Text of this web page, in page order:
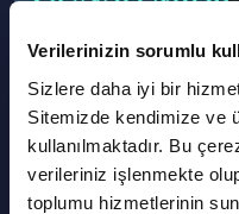
Verilerinizin sorumlu
Sizlere daha iyi bir
Sitemizde kendimize ve
kullanılmaktadır. Bu
verileriniz işlenmekte
toplumu hizmetlerinin
Şeytana